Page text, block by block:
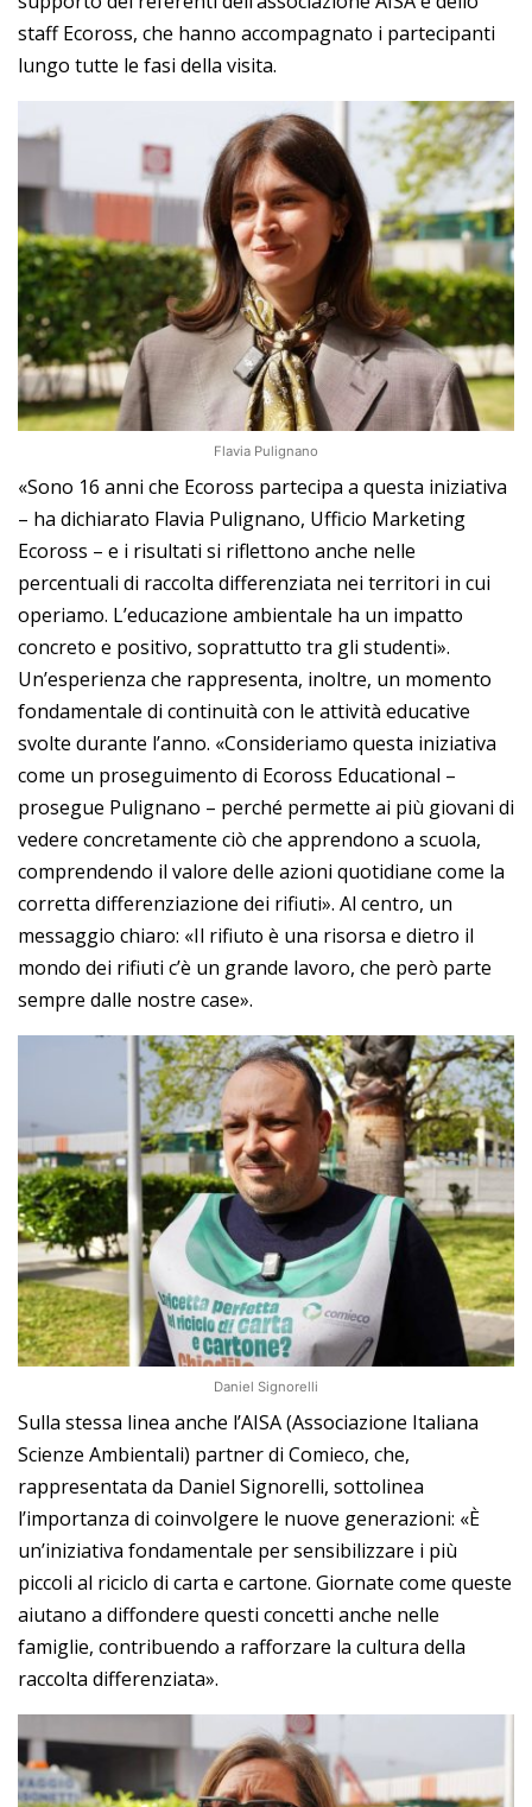
staff Ecoross, che hanno accompagnato i partecipanti
lungo tutte le fasi della visita.
Flavia Pulignano
«Sono 16 anni che Ecoross partecipa a questa iniziativa
– ha dichiarato Flavia Pulignano, Ufficio Marketing
Ecoross – e i risultati si riflettono anche nelle
percentuali di raccolta differenziata nei territori in cui
operiamo. L’educazione ambientale ha un impatto
concreto e positivo, soprattutto tra gli studenti».
Un’esperienza che rappresenta, inoltre, un momento
fondamentale di continuità con le attività educative
svolte durante l’anno. «Consideriamo questa iniziativa
come un proseguimento di Ecoross Educational –
prosegue Pulignano – perché permette ai più giovani di
vedere concretamente ciò che apprendono a scuola,
comprendendo il valore delle azioni quotidiane come la
corretta differenziazione dei rifiuti». Al centro, un
messaggio chiaro: «Il rifiuto è una risorsa e dietro il
mondo dei rifiuti c’è un grande lavoro, che però parte
sempre dalle nostre case».
Daniel Signorelli
Sulla stessa linea anche l’AISA (Associazione Italiana
Scienze Ambientali) partner di Comieco, che,
rappresentata da Daniel Signorelli, sottolinea
l’importanza di coinvolgere le nuove generazioni: «È
un’iniziativa fondamentale per sensibilizzare i più
piccoli al riciclo di carta e cartone. Giornate come queste
aiutano a diffondere questi concetti anche nelle
famiglie, contribuendo a rafforzare la cultura della
raccolta differenziata».